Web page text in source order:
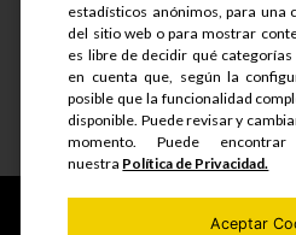
S/.86.65
S/.64.99
Ver
estadísticos anónimos, para una
del sitio web o para mostrar
es libre de decidir qué
en cuenta que, según la
posible que la funcionalidad
disponible. Puede revisar y
momento. Puede
nuestra Política de Privacidad.
Aceptar